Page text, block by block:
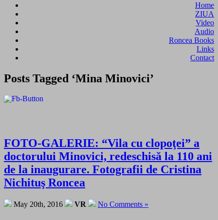
Home
ZIUA
Video
Audio
Roncea Books
Links
Contact
Posts Tagged ‘Mina Minovici’
FOTO-GALERIE: “Vila cu clopoţei” a
doctorului Minovici, redeschisă la 110 ani
de la inaugurare. Fotografii de Cristina
Nichituş Roncea
May 20th, 2016 VR No Comments »